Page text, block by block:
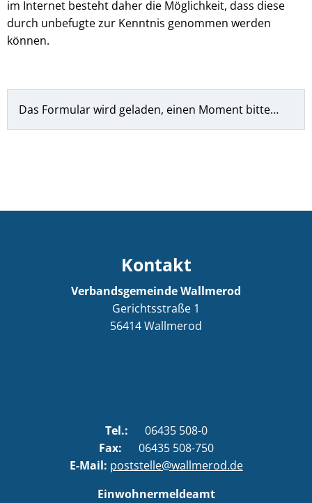
im Internet besteht daher die Möglichkeit, dass diese
durch unbefugte zur Kenntnis genommen werden
können.
Das Formular wird geladen, einen Moment bitte…
Kontakt
Verbandsgemeinde Wallmerod
Gerichtsstraße 1
56414Wallmerod
Tel.:
06435 508-0
Fax: 06435 508-750
E-Mail: poststelle@wallmerod.de
Einwohnermeldeamt